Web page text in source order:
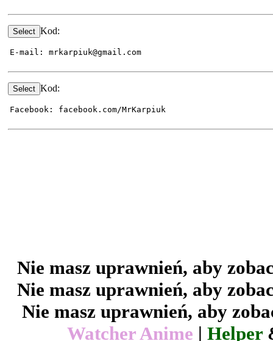
Kod:
E-mail: mrkarpiuk@gmail.com
Kod:
Facebook: facebook.com/MrKarpiuk
Nie masz uprawnień, aby
Nie masz uprawnień, aby
Nie masz uprawnień, aby
Watcher Anime | Helper